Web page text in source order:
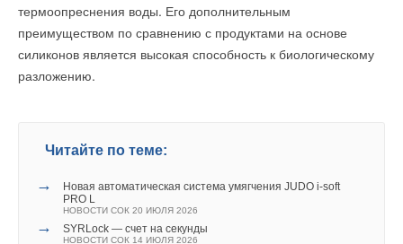
термоопреснения воды. Его дополнительным
преимуществом по сравнению с продуктами на основе
силиконов является высокая способность к биологическому
разложению.
Читайте по теме:
→
Новая автоматическая система умягчения JUDO i-soft
PRO L
НОВОСТИ СОК 20 ИЮЛЯ 2026
→ SYRLock — счет на секунды
НОВОСТИ СОК 14 ИЮЛЯ 2026
Добавить комментарий
Ваше имя *
Текст комментария
→
РАВВ представила ключевые вызовы для отрасли
НОВОСТИ СОК 7 АПРЕЛЯ 2026
→
Оценка тепловой эффективности подраковинного
ЖУРНАЛ СОК АПРЕЛЬ 2026
Уведомления отключены
Комментарии